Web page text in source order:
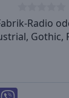
Radio